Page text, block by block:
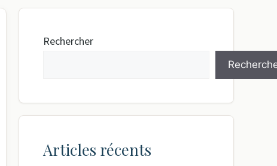
Rechercher
Articles récents